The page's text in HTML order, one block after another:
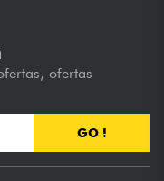
ofertas
GO !